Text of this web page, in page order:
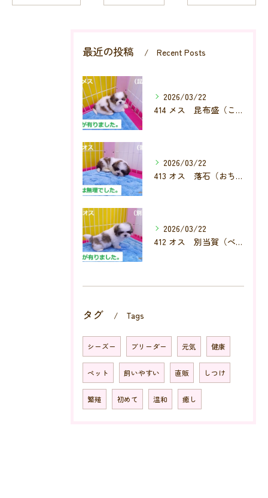
最近の投稿 Recent Posts
2026/03/22
414 メス 昆布盛（こんぶもり）
2026/03/22
413 オス 落石（おちいし）
2026/03/22
412 オス 別当賀（べっとが）
タグ Tags
シーズー ブリーダー 元気 健康
ペット 飼いやすい 直販 しつけ
繁殖 初めて 温和 癒し